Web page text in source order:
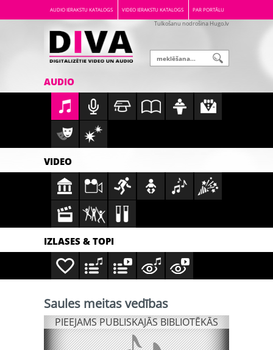
AUDIO IERAKSTU KATALOGS VIDEO IERAKSTU KATALOGS PAR PORTĀLU
Tulkošanu nodrošina Hugo.lv
AUDIO
VIDEO
IZLASES & TOPI
Saules meitas vedības
PIEEJAMS PUBLISKAJĀS BIBLIOTĒKĀS